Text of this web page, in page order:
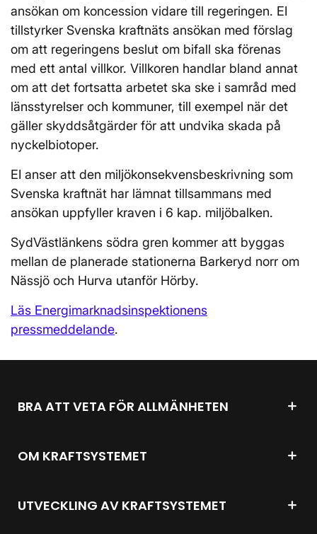
ansökan om koncession vidare till regeringen. EI
tillstyrker Svenska kraftnäts ansökan med förslag
om att regeringens beslut om bifall ska förenas
med ett antal villkor. Villkoren handlar bland annat
om att det fortsatta arbetet ska ske i samråd med
länsstyrelser och kommuner, till exempel när det
gäller skyddsåtgärder för att undvika skada på
nyckelbiotoper.
EI anser att den miljökonsekvensbeskrivning som
Svenska kraftnät har lämnat tillsammans med
ansökan uppfyller kraven i 6 kap. miljöbalken.
SydVästlänkens södra gren kommer att byggas
mellan de planerade stationerna Barkeryd norr om
Nässjö och Hurva utanför Hörby.
Läs Energimarknadsinspektionens
pressmeddelande.
BRA ATT VETA FÖR ALLMÄNHETEN
OM KRAFTSYSTEMET
UTVECKLING AV KRAFTSYSTEMET